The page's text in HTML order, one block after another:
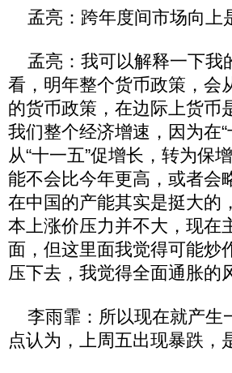
孟亮：跨年度间市场向上
孟亮：我可以解释一下我
看，明年整个货币政策，会
的货币政策，在边际上货币
我们整个经济增速，因为在
从“十一五”促增长，转为保
能不会比今年更高，或者会
在中国的产能其实是挺大的
本上涨价压力并不大，现在
面，但这里面我觉得可能炒
压下去，我觉得全面通胀的
李雨霏：所以现在就产生
点认为，上周五出现暴跌，